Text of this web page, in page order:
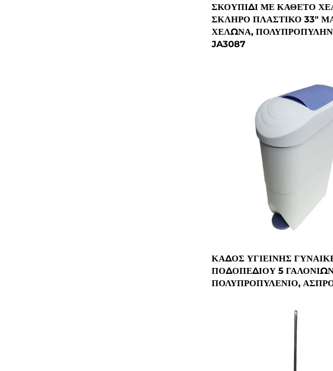
ΣΚΟΥΠΊΔΙ ΜΕ ΚΆΘΕΤΟ
ΣΚΛΗΡΌ ΠΛΑΣΤΙΚΌ 33"
ΧΕΛΏΝΑ,
JA3087
ΚΆΔΟΣ ΥΓΙΕΙΝΉΣ
ΠΟΔΟΠΕΔΊΟΥ 5
ΠΟΛΥΠΡΟΠΥΛΈΝΙΟ,